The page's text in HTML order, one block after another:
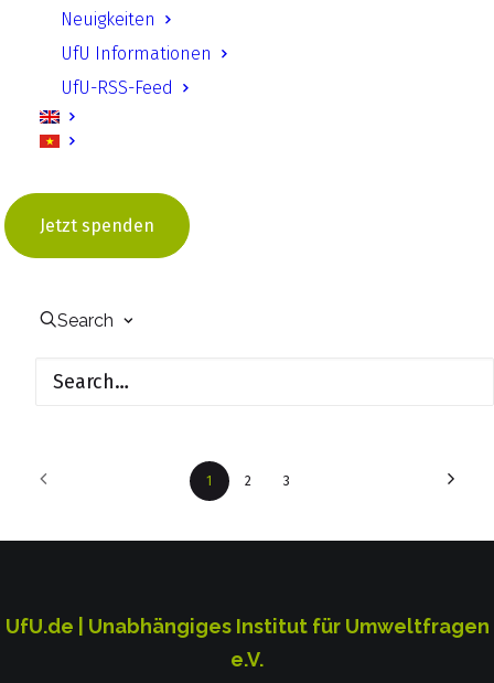
Neuigkeiten
UfU Informationen
UfU-RSS-Feed
Jetzt spenden
Search
Jugendforum Stadtentwicklung
Klimaschutzschulenatlas
Passivhausschulen
Umweltprofil der Kommune
1 2 3
UfU.de | Unabhängiges Institut für Umweltfragen
e.V.